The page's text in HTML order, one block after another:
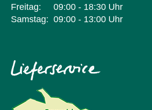
Freitag:
09:00 - 18:30 Uhr
Samstag: 09:00 - 13:00 Uhr